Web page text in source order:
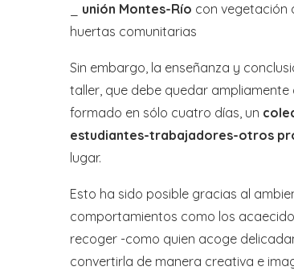
unión Montes-Río con vegetación
huertas comunitarias
Sin embargo, la enseñanza y
taller, que debe quedar
formado en sólo cuatro días, un
estudiantes-trabajadores-otros
lugar.
Esto ha sido posible gracias al
comportamientos como los
recoger -como quien acoge
convertirla de manera creativa e